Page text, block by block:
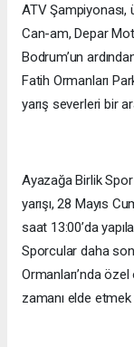
ATV Şampiyonası,
Can-am, Depar
Bodrum’un
Fatih Ormanları
yarış severleri bir
Ayazağa Birlik
yarışı, 28 Mayıs
saat 13:00’da
Sporcular daha
Ormanları’nda
zamanı elde